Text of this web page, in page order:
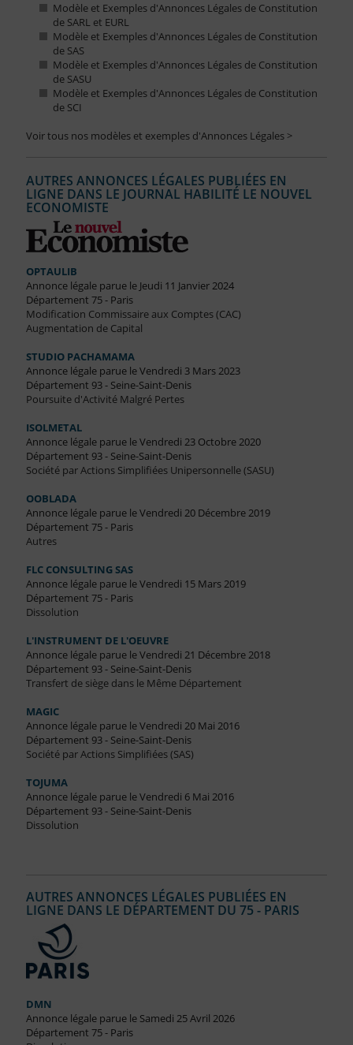
Modèle et Exemples d'Annonces Légales de Constitution
de SARL et EURL
Modèle et Exemples d'Annonces Légales de Constitution
de SAS
Modèle et Exemples d'Annonces Légales de Constitution
de SASU
Modèle et Exemples d'Annonces Légales de Constitution
de SCI
Voir tous nos modèles et exemples d'Annonces Légales >
AUTRES ANNONCES LÉGALES PUBLIÉES EN
LIGNE DANS LE JOURNAL HABILITÉ LE NOUVEL
ECONOMISTE
OPTAULIB
Annonce légale parue le Jeudi 11 Janvier 2024
Département 75 - Paris
Modification Commissaire aux Comptes (CAC)
Augmentation de Capital
STUDIO PACHAMAMA
Annonce légale parue le Vendredi 3 Mars 2023
Département 93 - Seine-Saint-Denis
Poursuite d'Activité Malgré Pertes
ISOLMETAL
Annonce légale parue le Vendredi 23 Octobre 2020
Département 93 - Seine-Saint-Denis
Société par Actions Simplifiées Unipersonnelle (SASU)
OOBLADA
Annonce légale parue le Vendredi 20 Décembre 2019
Département 75 - Paris
Autres
FLC CONSULTING SAS
Annonce légale parue le Vendredi 15 Mars 2019
Département 75 - Paris
Dissolution
L'INSTRUMENT DE L'OEUVRE
Annonce légale parue le Vendredi 21 Décembre 2018
Département 93 - Seine-Saint-Denis
Transfert de siège dans le Même Département
MAGIC
Annonce légale parue le Vendredi 20 Mai 2016
Département 93 - Seine-Saint-Denis
Société par Actions Simplifiées (SAS)
TOJUMA
Annonce légale parue le Vendredi 6 Mai 2016
Département 93 - Seine-Saint-Denis
Dissolution
AUTRES ANNONCES LÉGALES PUBLIÉES EN
LIGNE DANS LE DÉPARTEMENT DU 75 - PARIS
DMN
Annonce légale parue le Samedi 25 Avril 2026
Département 75 - Paris